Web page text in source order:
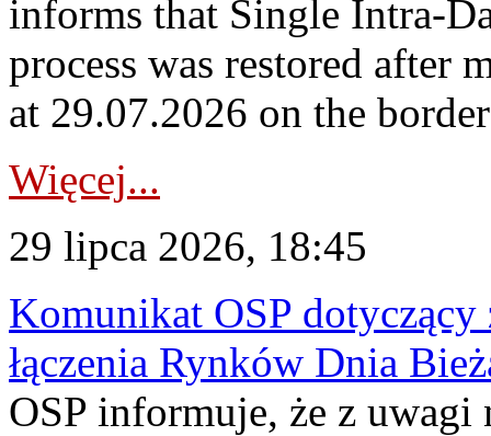
informs that Single Intra-
process was restored after
at 29.07.2026 on the
Więcej...
29 lipca 2026, 18:45
Komunikat OSP dotyczący
łączenia Rynków Dnia
OSP informuje, że z uwagi